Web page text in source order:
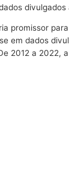
promissor
em dados
2012 a 2022,